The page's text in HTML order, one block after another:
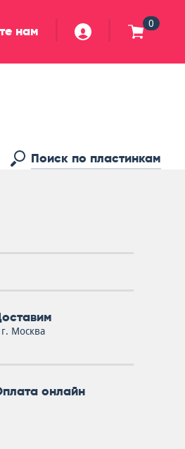
нам 0
г. Москва
онлайн